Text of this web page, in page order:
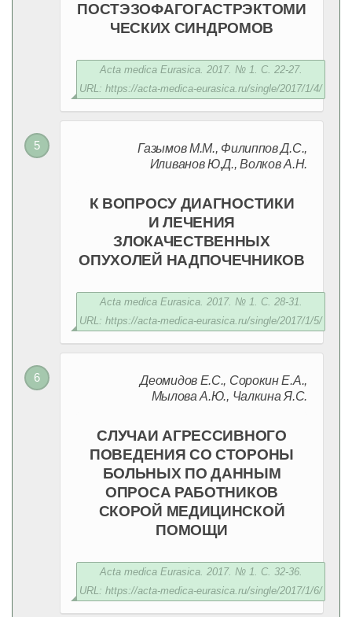
ПОСТЭЗОФАГОГАСТРЭКТОМИ
ЧЕСКИХ СИНДРОМОВ
Acta medica Eurasica. 2017. № 1. С. 22-27.
URL: https://acta-medica-eurasica.ru/single/2017/1/4/
Газымов М.М., Филиппов Д.С.,
Иливанов Ю.Д., Волков А.Н.
К ВОПРОСУ ДИАГНОСТИКИ
И ЛЕЧЕНИЯ
ЗЛОКАЧЕСТВЕННЫХ
ОПУХОЛЕЙ НАДПОЧЕЧНИКОВ
Acta medica Eurasica. 2017. № 1. С. 28-31.
URL: https://acta-medica-eurasica.ru/single/2017/1/5/
Деомидов Е.С., Сорокин Е.А.,
Мылова А.Ю., Чалкина Я.С.
СЛУЧАИ АГРЕССИВНОГО
ПОВЕДЕНИЯ СО СТОРОНЫ
БОЛЬНЫХ ПО ДАННЫМ
ОПРОСА РАБОТНИКОВ
СКОРОЙ МЕДИЦИНСКОЙ
ПОМОЩИ
Acta medica Eurasica. 2017. № 1. С. 32-36.
URL: https://acta-medica-eurasica.ru/single/2017/1/6/